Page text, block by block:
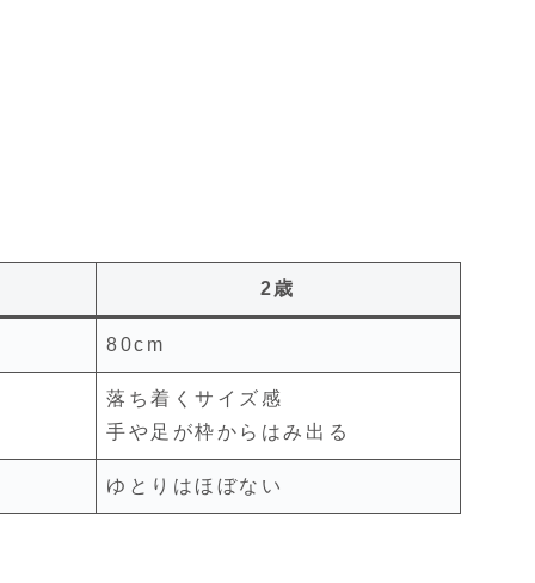
2歳
80cm
落ち着くサイズ感
手や足が枠からはみ出る
ゆとりはほぼない